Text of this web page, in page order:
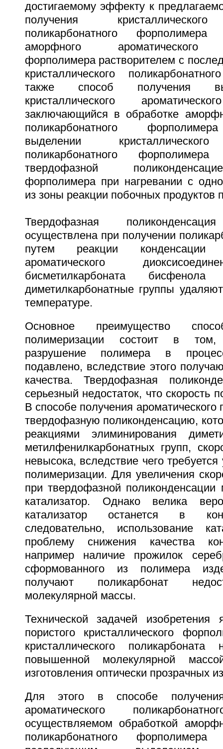
достигаемому эффекту к
получения кристаллического
поликарбонатного
аморфного ароматического
форполимера растворителем с
кристаллического
также способ получения
кристаллического
заключающийся в обработке
поликарбонатного
выделении кристаллического
поликарбонатного
твердофазной
форполимера при нагревании с
из зоны реакции побочных продуктов
Твердофазная
осуществлена при получении
путем реакции конденсации
ароматического
бисметилкарбоната
диметилкарбонатные группы
температуре.
Основное преимущество
полимеризации состоит в том,
разрушение полимера в
подавлено, вследствие этого
качества. Твердофазная
серьезный недостаток, что скорость
В способе получения ароматического
твердофазную поликонденсацию,
реакциями элиминирования
метилфенилкарбонатных групп,
невысока, вследствие чего
полимеризации. Для увеличения
при твердофазной поликонденсации
катализатор. Однако велика
катализатор останется в
следовательно, использование
проблему снижения качества
например наличие прожилок
сформованного из полимера
получают поликарбонат
молекулярной массы.
Технической задачей изобретения
пористого кристаллического
кристаллического
повышенной молекулярной
изготовления оптически прозрачных
Для этого в способе получения
ароматического
осуществляемом обработкой
поликарбонатного